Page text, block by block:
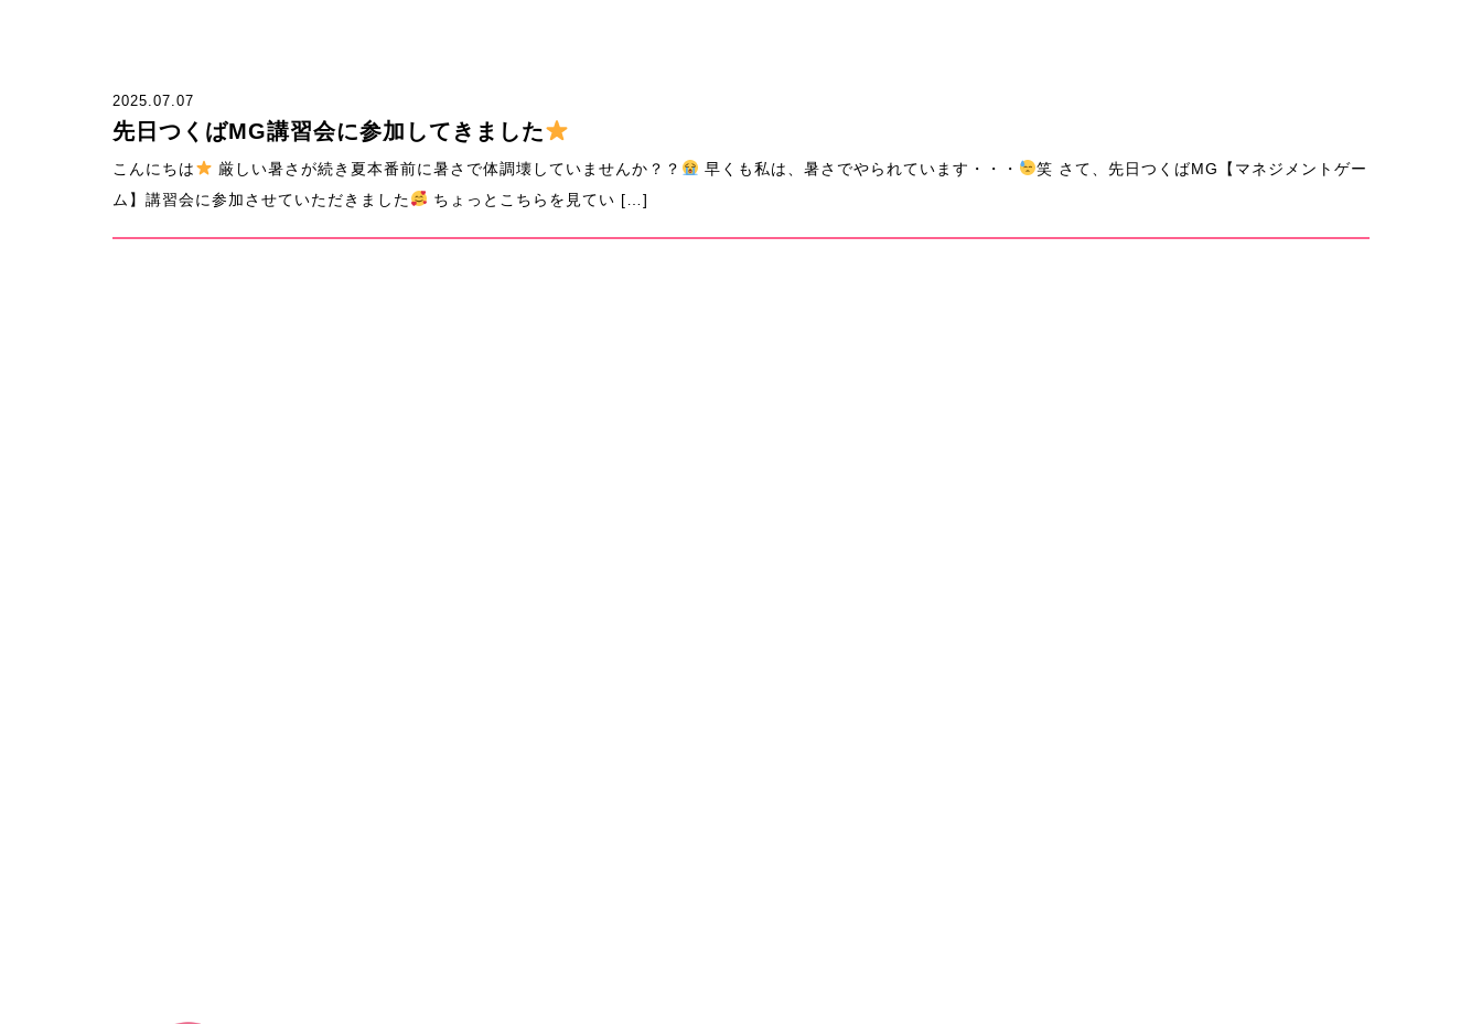
2025.07.07
先日つくばMG講習会に参加してきました
こんにちは 厳しい暑さが続き夏本番前に暑さで体調壊していませんか？？ 早くも私は、暑さでやられています・・・
笑 さて、先日つくばMG【マネジメントゲー
ム】講習会に参加させていただきました
ちょっとこちらを見てい […]